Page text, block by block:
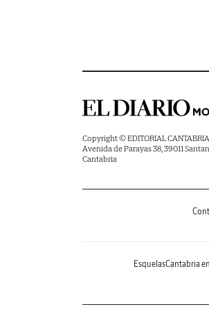
Copyright © EDITORIAL
Avenida de Parayas 38, 39011
Cantabria
EsquelasCantabria